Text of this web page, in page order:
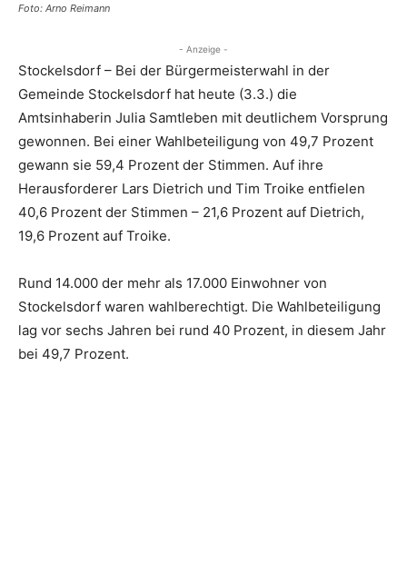
Foto: Arno Reimann
- Anzeige -
Stockelsdorf – Bei der Bürgermeisterwahl in der
Gemeinde Stockelsdorf hat heute (3.3.) die
Amtsinhaberin Julia Samtleben mit deutlichem Vorsprung
gewonnen. Bei einer Wahlbeteiligung von 49,7 Prozent
gewann sie 59,4 Prozent der Stimmen. Auf ihre
Herausforderer Lars Dietrich und Tim Troike entfielen
40,6 Prozent der Stimmen – 21,6 Prozent auf Dietrich,
19,6 Prozent auf Troike.
Rund 14.000 der mehr als 17.000 Einwohner von
Stockelsdorf waren wahlberechtigt. Die Wahlbeteiligung
lag vor sechs Jahren bei rund 40 Prozent, in diesem Jahr
bei 49,7 Prozent.